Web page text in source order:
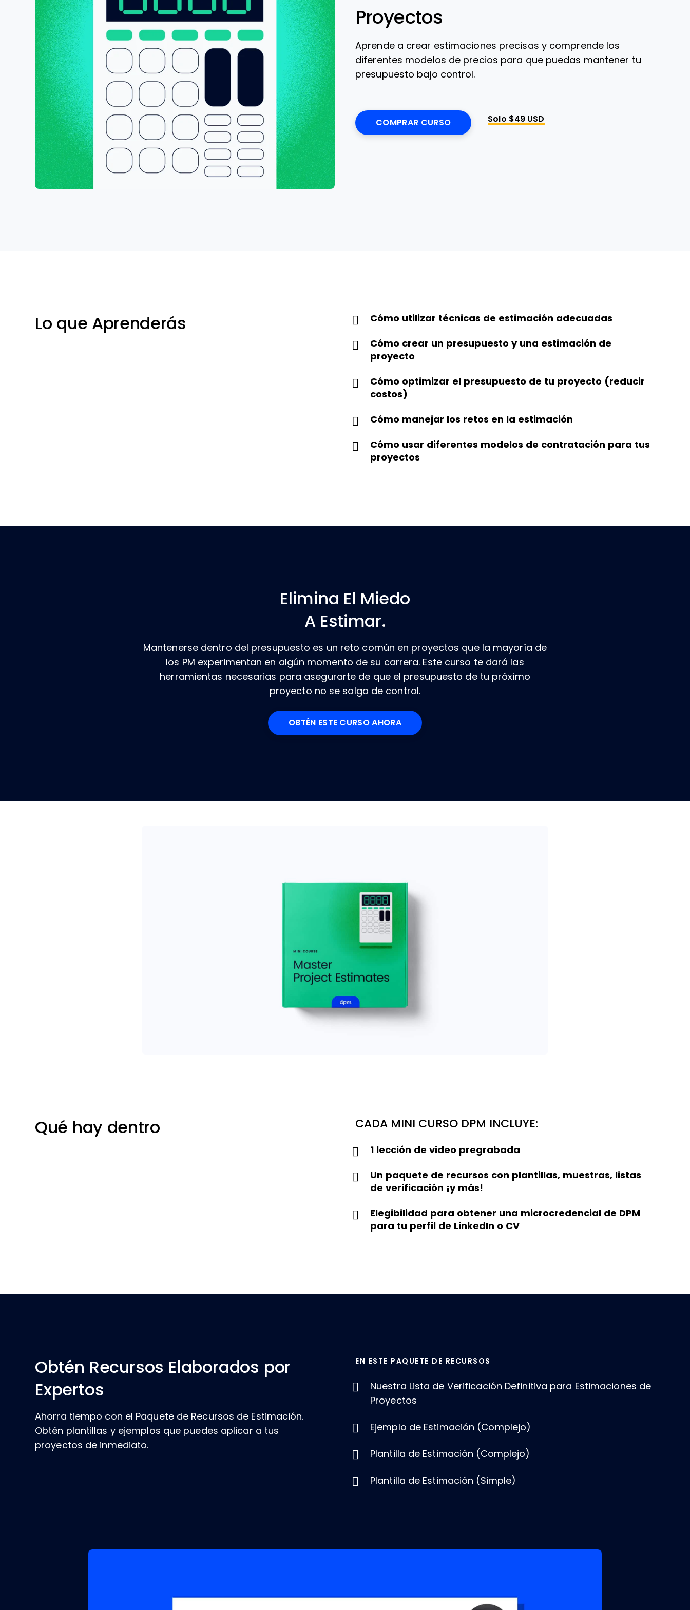
Proyectos
Aprende a crear estimaciones precisas y comprende los
diferentes modelos de precios para que puedas mantener tu
presupuesto bajo control.
COMPRAR CURSO
Opens New Window
Solo $49 USD
Lo que Aprenderás Cómo utilizar técnicas de estimación adecuadas
Cómo crear un presupuesto y una estimación de
proyecto
Cómo optimizar el presupuesto de tu proyecto (reducir
costos)
Cómo manejar los retos en la estimación
Cómo usar diferentes modelos de contratación para tus
proyectos
Elimina El Miedo
A Estimar.
Mantenerse dentro del presupuesto es un reto común en proyectos que la mayoría de
los PM experimentan en algún momento de su carrera. Este curso te dará las
herramientas necesarias para asegurarte de que el presupuesto de tu próximo
proyecto no se salga de control.
OBTÉN ESTE CURSO AHORA
Qué hay dentro CADA MINI CURSO DPM INCLUYE:
1 lección de video pregrabada
Un paquete de recursos con plantillas, muestras, listas
de verificación ¡y más!
Elegibilidad para obtener una microcredencial de DPM
para tu perfil de LinkedIn o CV
Obtén Recursos Elaborados por
Expertos
Ahorra tiempo con el Paquete de Recursos de Estimación.
Obtén plantillas y ejemplos que puedes aplicar a tus
proyectos de inmediato.
EN ESTE PAQUETE DE RECURSOS
Nuestra Lista de Verificación Definitiva para Estimaciones de
Proyectos
Ejemplo de Estimación (Complejo)
Plantilla de Estimación (Complejo)
Plantilla de Estimación (Simple)